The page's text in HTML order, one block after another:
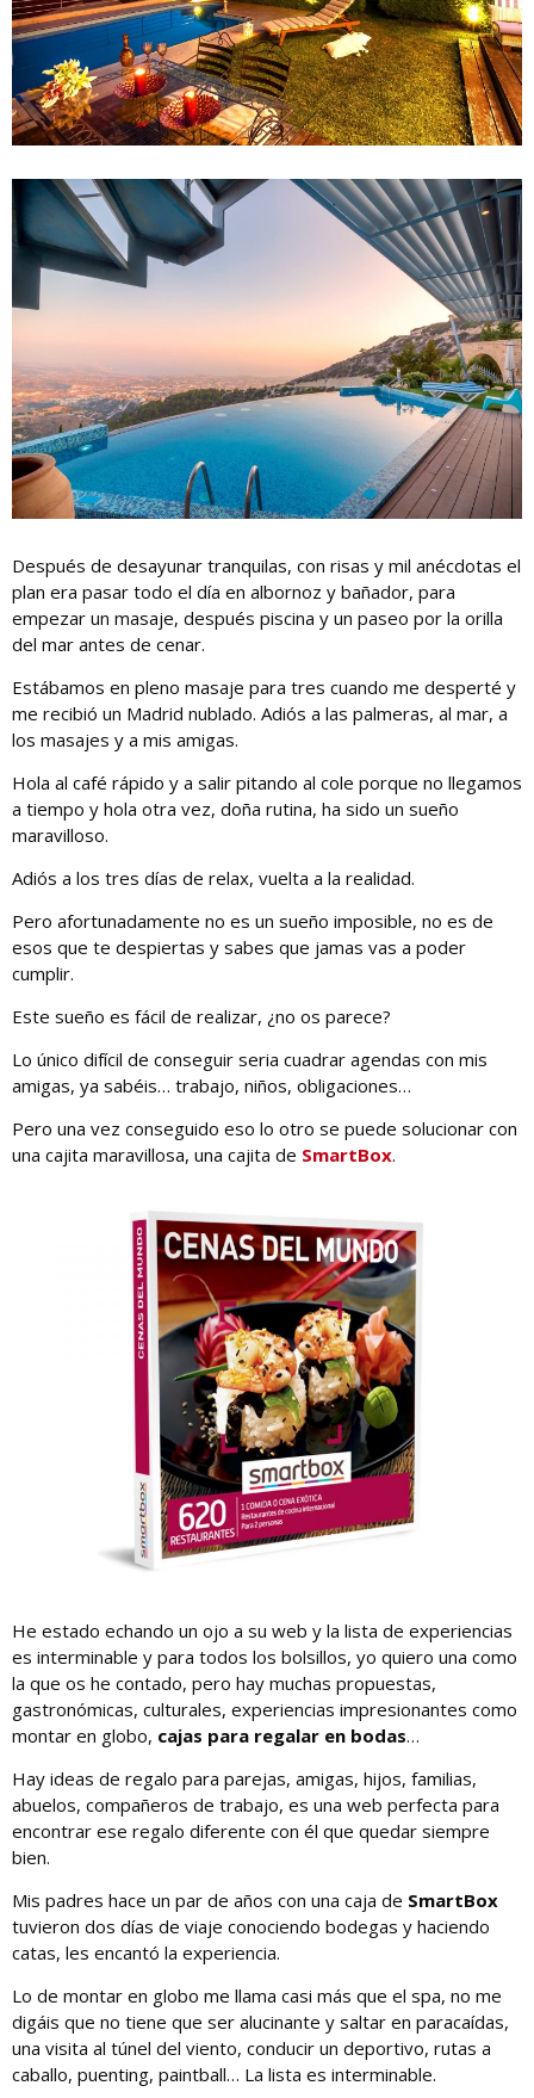
Después de desayunar tranquilas, con risas y mil anécdotas el
plan era pasar todo el día en albornoz y bañador, para
empezar un masaje, después piscina y un paseo por la orilla
del mar antes de cenar.
Estábamos en pleno masaje para tres cuando me desperté y
me recibió un Madrid nublado. Adiós a las palmeras, al mar, a
los masajes y a mis amigas.
Hola al café rápido y a salir pitando al cole porque no llegamos
a tiempo y hola otra vez, doña rutina, ha sido un sueño
maravilloso.
Adiós a los tres días de relax, vuelta a la realidad.
Pero afortunadamente no es un sueño imposible, no es de
esos que te despiertas y sabes que jamas vas a poder
cumplir.
Este sueño es fácil de realizar, ¿no os parece?
Lo único difícil de conseguir seria cuadrar agendas con mis
amigas, ya sabéis… trabajo, niños, obligaciones…
Pero una vez conseguido eso lo otro se puede solucionar con
una cajita maravillosa, una cajita de SmartBox.
He estado echando un ojo a su web y la lista de experiencias
es interminable y para todos los bolsillos, yo quiero una como
la que os he contado, pero hay muchas propuestas,
gastronómicas, culturales, experiencias impresionantes como
montar en globo, cajas para regalar en bodas…
Hay ideas de regalo para parejas, amigas, hijos, familias,
abuelos, compañeros de trabajo, es una web perfecta para
encontrar ese regalo diferente con él que quedar siempre
bien.
Mis padres hace un par de años con una caja de SmartBox
tuvieron dos días de viaje conociendo bodegas y haciendo
catas, les encantó la experiencia.
Lo de montar en globo me llama casi más que el spa, no me
digáis que no tiene que ser alucinante y saltar en paracaídas,
una visita al túnel del viento, conducir un deportivo, rutas a
caballo, puenting, paintball… La lista es interminable.